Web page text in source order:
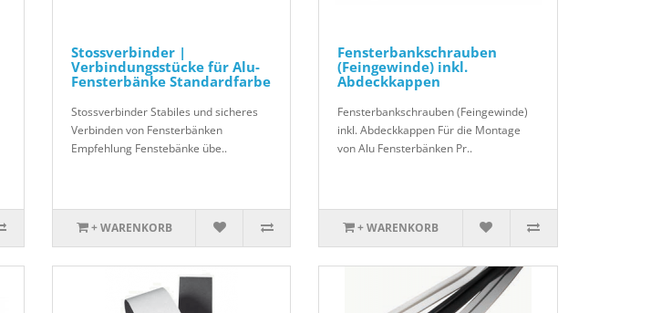
Stossverbinder |
Verbindungsstücke für Alu-
Fensterbänke Standardfarbe
Stossverbinder Stabiles und sicheres
Verbinden von Fensterbänken
Empfehlung Fenstebänke übe..
+ WARENKORB
Fensterbankschrauben
(Feingewinde) inkl.
Abdeckkappen
Fensterbankschrauben (Feingewinde)
inkl. Abdeckkappen Für die Montage
von Alu Fensterbänken Pr..
+ WARENKORB